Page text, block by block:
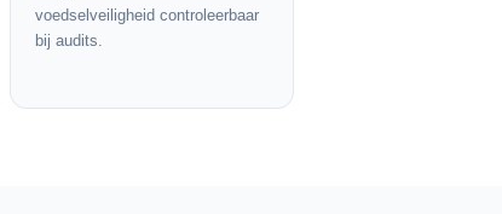
voedselveiligheid controleerbaar
bij audits.